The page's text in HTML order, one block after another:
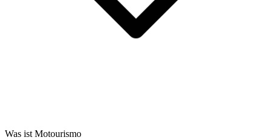
Was ist Motourismo